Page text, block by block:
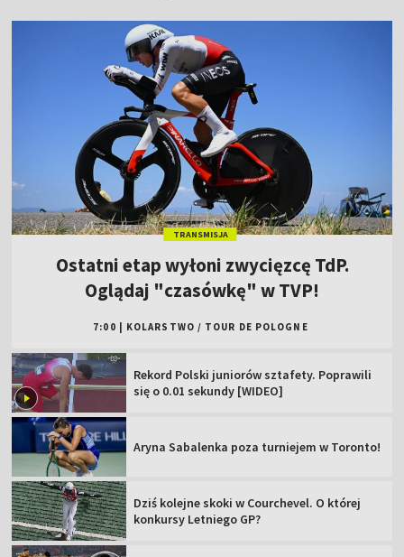
TRANSMISJA
Ostatni etap wyłoni zwycięzcę TdP.
Oglądaj "czasówkę" w TVP!
7:00 KOLARSTWO / TOUR DE POLOGNE
Rekord Polski juniorów sztafety. Poprawili
się o 0.01 sekundy [WIDEO]
Aryna Sabalenka poza turniejem w Toronto!
Dziś kolejne skoki w Courchevel. O której
konkursy Letniego GP?